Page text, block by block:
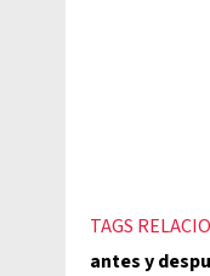
TAGS
antes y